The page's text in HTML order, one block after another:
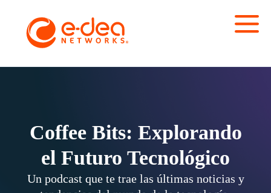
Coffee Bits: Explorando
el Futuro Tecnológico
Un podcast que te trae las últimas noticias y